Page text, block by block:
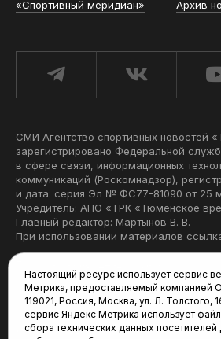
«Спортивный меридиан»
Архив
СМИ Агентство спортивных новостей
зарегистрировано Федеральной
в сфере связи, информационных
коммуникаций (Роскомнадзор),
и дата: серия Эл № ФС77-81090 от 25
Учредитель: АНО «ТРК «Тюменское
Главный редактор: Мартынов В. В.
При использовании материалов
Редакция:
625035, Тюмень, пр.
(3452) 68-22-28
Настоящий ресурс использует сервис
Метрика, предоставляемый
119021, Россия, Москва, ул. Л. Толстого,
сервис Яндекс Метрика использует
сбора технических данных